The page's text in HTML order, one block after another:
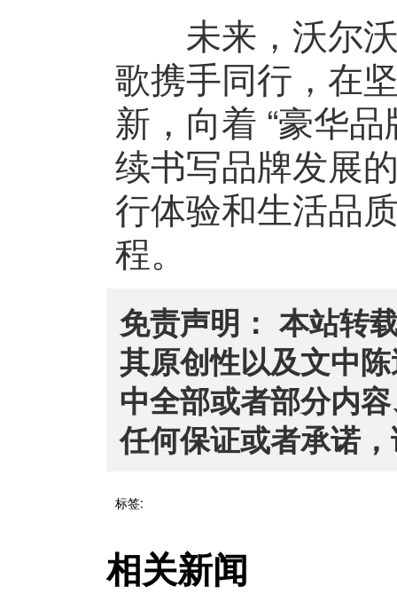
未来，沃尔沃
歌携手同行，在
新，向着 “豪华
续书写品牌发展
行体验和生活品
程。
免责声明： 本站转
其原创性以及文中
中全部或者部分内
任何保证或者承诺
标签:
相关新闻